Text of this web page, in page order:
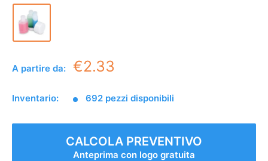
A partire da: €2.33
Inventario: 692 pezzi disponibili
CALCOLA PREVENTIVO
Anteprima con logo gratuita